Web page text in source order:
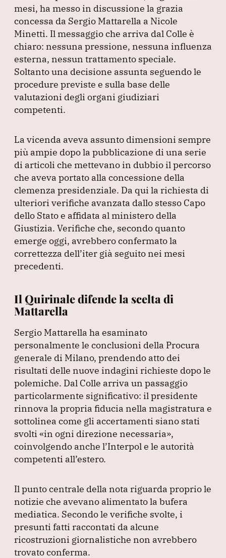
o
o
k
n p
p
m
mesi, ha messo in discussione la grazia
concessa da Sergio Mattarella a Nicole
Minetti. Il messaggio che arriva dal Colle è
chiaro: nessuna pressione, nessuna influenza
esterna, nessun trattamento speciale.
Soltanto una decisione assunta seguendo le
procedure previste e sulla base delle
valutazioni degli organi giudiziari
competenti.
La vicenda aveva assunto dimensioni sempre
più ampie dopo la pubblicazione di una serie
di articoli che mettevano in dubbio il percorso
che aveva portato alla concessione della
clemenza presidenziale. Da qui la richiesta di
ulteriori verifiche avanzata dallo stesso Capo
dello Stato e affidata al ministero della
Giustizia. Verifiche che, secondo quanto
emerge oggi, avrebbero confermato la
correttezza dell’iter già seguito nei mesi
precedenti.
Il Quirinale difende la scelta di
Mattarella
Sergio Mattarella ha esaminato
personalmente le conclusioni della Procura
generale di Milano, prendendo atto dei
risultati delle nuove indagini richieste dopo le
polemiche. Dal Colle arriva un passaggio
particolarmente significativo: il presidente
rinnova la propria fiducia nella magistratura e
sottolinea come gli accertamenti siano stati
svolti «in ogni direzione necessaria»,
coinvolgendo anche l’Interpol e le autorità
competenti all’estero.
Il punto centrale della nota riguarda proprio le
notizie che avevano alimentato la bufera
mediatica. Secondo le verifiche svolte, i
presunti fatti raccontati da alcune
ricostruzioni giornalistiche non avrebbero
trovato conferma.